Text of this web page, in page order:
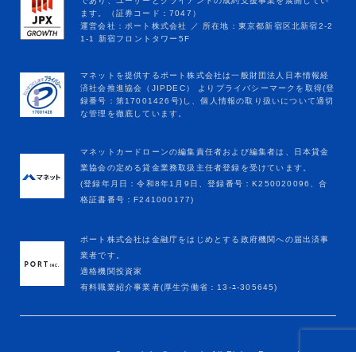
マネットカードローンの編集責任者および編集者は、日本貸金
業協会の定める貸金業務取扱主任者登録を受けています。
(登録年月日：令和8年1月9日、登録番号：K250020096、合
格証書番号：F241000177)
ポート株式会社は金融庁をはじめとする政府機関への届出済事
業者です。
適格機関投資家
有料職業紹介事業者(厚生労働省：13-ﾕ-305645)